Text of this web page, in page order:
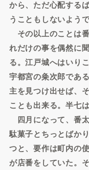
から、ただ心配する
うこともしないよう
その以上のことは
れだけの事を偶然に
る。江戸城へはいり
宇都宮の粂次郎であ
主を見つけ出せば、
ことも出来る。半七
四月になって、番
駄菓子とちっとばか
つと、要作は町内の
が店番をしていた。